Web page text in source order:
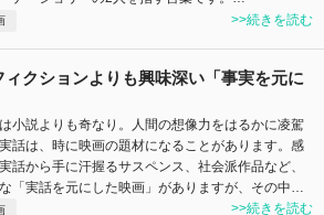
>>続きを読む
クションよりも興味深い「事実を元に
小説よりも奇なり。人間の想像力をはるかに凌駕
話は、時に映画の題材になることがあります。感
話から手に汗握るサスペンス、社会派作品など、
「実話を元にした映画」がありますが、その中…
>>続きを読む